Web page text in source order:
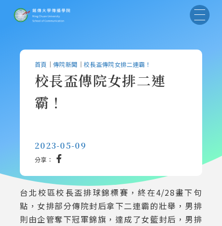
首頁 ｜傳院新聞 ｜ 校長盃傳院女排二連霸！
校長盃傳院女排二連
霸！
2023-05-09
分享：
台北校區校長盃排球錦標賽，終在4/28畫下句
點，女排部分傳院封后拿下二連霸的壯舉，男排
則由企管奪下冠軍錦旗，達成了女籃封后，男排